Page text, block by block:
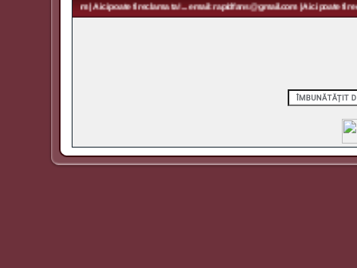
| Aici poate fi reclama ta! ... email: rapidfans@gmail.com | Aici poate fi